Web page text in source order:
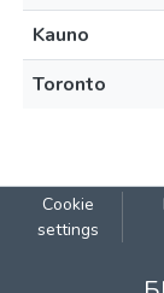
Kauno
Toronto
Cookie
settings